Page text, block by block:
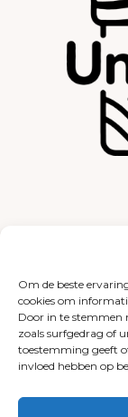
Om de beste
cookies om
Door in te stemmen
zoals surfgedrag of
toestemming geeft
invloed hebben op